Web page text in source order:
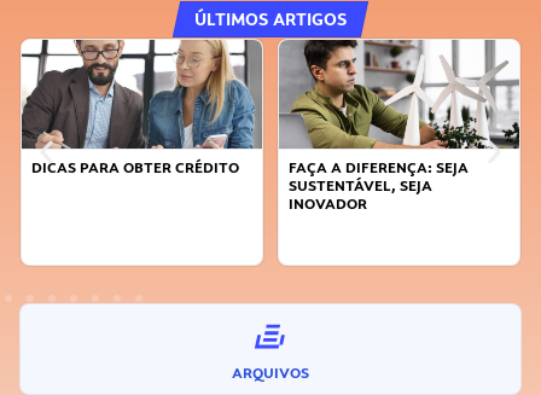
ÚLTIMOS ARTIGOS
DICAS PARA OBTER CRÉDITO
FAÇA A DIFERENÇA: SEJA
SUSTENTÁVEL, SEJA
INOVADOR
ARQUIVOS